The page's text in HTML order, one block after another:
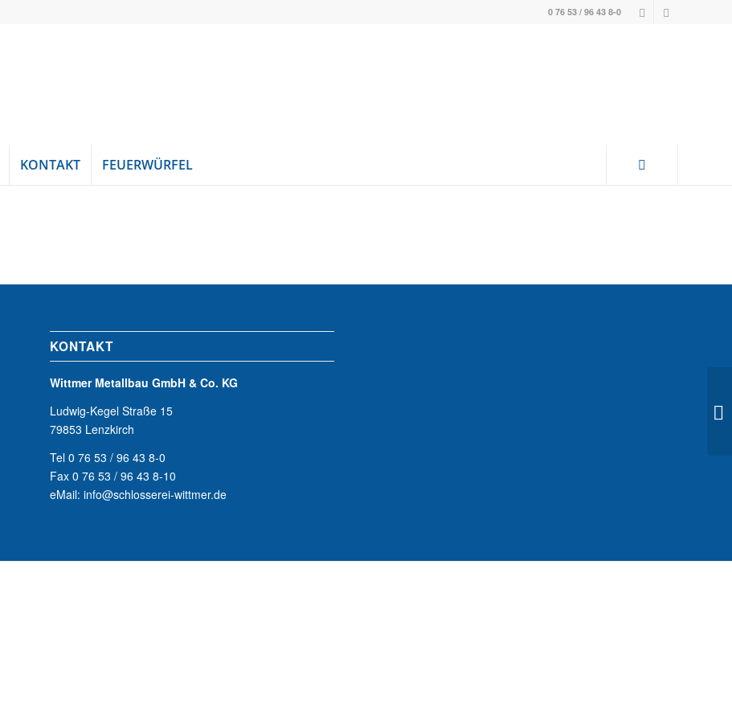
0 76 53 / 96 43 8-0
KONTAKT FEUERWÜRFEL
KONTAKT
Wittmer Metallbau GmbH & Co. KG
Ludwig-Kegel Straße 15
79853 Lenzkirch
Tel 0 76 53 / 96 43 8-0
Fax 0 76 53 / 96 43 8-10
eMail: info@schlosserei-wittmer.de